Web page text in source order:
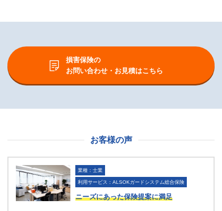
損害保険の
お問い合わせ・お見積はこちら
お客様の声
業種：士業
利用サービス：ALSOKガードシステム総合保険
ニーズにあった保険提案に満足